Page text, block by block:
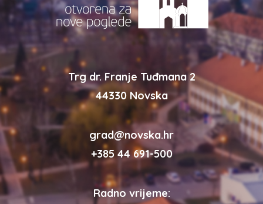
Trg dr. Franje Tuđmana 2
44330 Novska
grad@novska.hr
+385 44 691-500
Radno vrijeme: